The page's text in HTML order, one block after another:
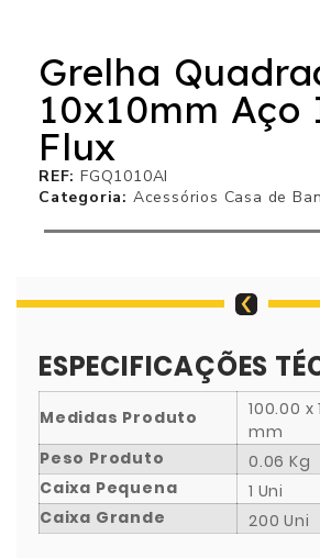
Grelha
10x10mm Aço
Flux
REF FGQ1010AI
Categoria
Acessórios Casa de
ESPECIFICAÇÕES
Medidas Produto
100.00 x
mm
Peso Produto
0.06 Kg
Caixa Pequena
1 Uni
Caixa Grande
200 Uni